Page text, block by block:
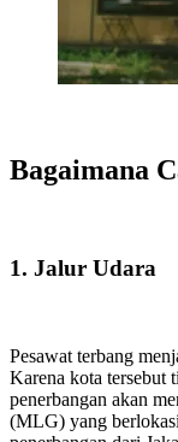
Bagaimana
1. Jalur Udara
Pesawat terbang
Karena kota tersebut
penerbangan akan
(MLG) yang